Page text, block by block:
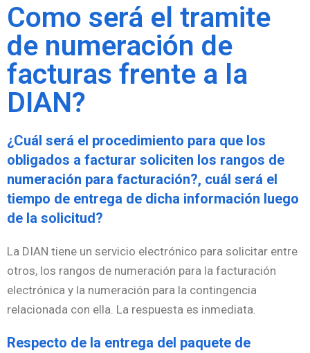
Como será el tramite
de numeración de
facturas frente a la
DIAN?
¿Cuál será el procedimiento para que los
obligados a facturar soliciten los rangos de
numeración para facturación?, cuál será el
tiempo de entrega de dicha información luego
de la solicitud?
La DIAN tiene un servicio electrónico para solicitar entre
otros, los rangos de numeración para la facturación
electrónica y la numeración para la contingencia
relacionada con ella. La respuesta es inmediata.
Respecto de la entrega del paquete de